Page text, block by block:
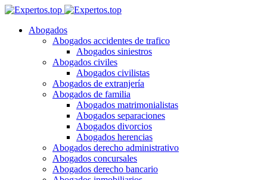
Abogados
Abogados accidentes de trafico
Abogados siniestros
Abogados civiles
Abogados civilistas
Abogados de extranjería
Abogados de familia
Abogados matrimonialistas
Abogados separaciones
Abogados divorcios
Abogados herencias
Abogados derecho administrativo
Abogados concursales
Abogados derecho bancario